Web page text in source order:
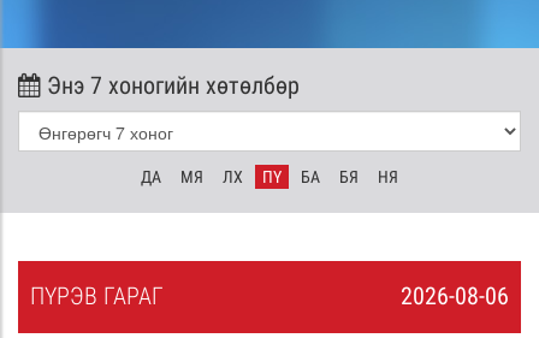
Энэ 7 хоногийн хөтөлбөр
ДА МЯ ЛХ ПҮ БА БЯ НЯ
2026-08-06
ПҮРЭВ ГАРАГ